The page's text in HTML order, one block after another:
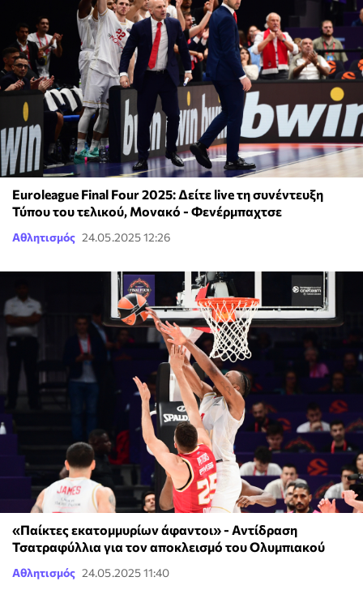
Euroleague Final Four 2025: Δείτε live τη συνέντευξη
Τύπου του τελικού, Μονακό - Φενέρμπαχτσε
Αθλητισμός 24.05.2025 12:26
«Παίκτες εκατομμυρίων άφαντοι» - Αντίδραση
Τσατραφύλλια για τον αποκλεισμό του Ολυμπιακού
Αθλητισμός 24.05.2025 11:40